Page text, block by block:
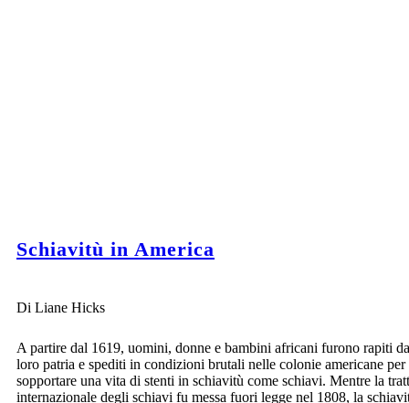
Schiavitù in America
Di Liane Hicks
A partire dal 1619, uomini, donne e bambini africani furono rapiti
loro patria e spediti in condizioni brutali nelle colonie americane per
sopportare una vita di stenti in schiavitù come schiavi. Mentre la
internazionale degli schiavi fu messa fuori legge nel 1808, la